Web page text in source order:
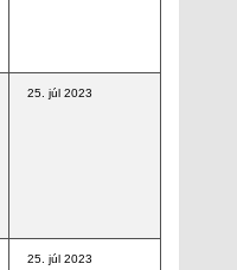
25. júl 2023
25. júl 2023